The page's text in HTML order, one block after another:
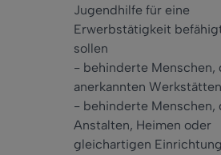
Jugendhilfe für eine
Erwerbstätigkeit
sollen
- behinderte Menschen,
anerkannten
- behinderte Menschen,
Anstalten, Heimen oder
gleichartigen